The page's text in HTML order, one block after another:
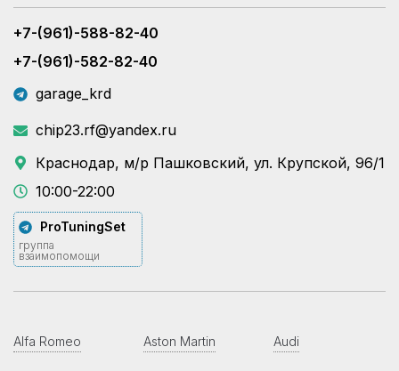
+7-(961)-588-82-40
+7-(961)-582-82-40
garage_krd
chip23.rf@yandex.ru
Краснодар, м/р Пашковский, ул. Крупской, 96/1
10:00-22:00
ProTuningSet
группа
взаимопомощи
Alfa Romeo Aston Martin Audi